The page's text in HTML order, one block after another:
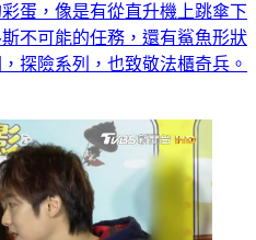
蛋，像是有從直升機上跳傘下
不可能的任務，還有鯊魚形狀
探險系列，也致敬法櫃奇兵。